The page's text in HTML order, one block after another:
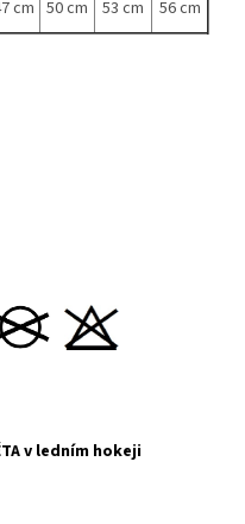
cm 50 cm 53 cm 56 cm
v ledním hokeji